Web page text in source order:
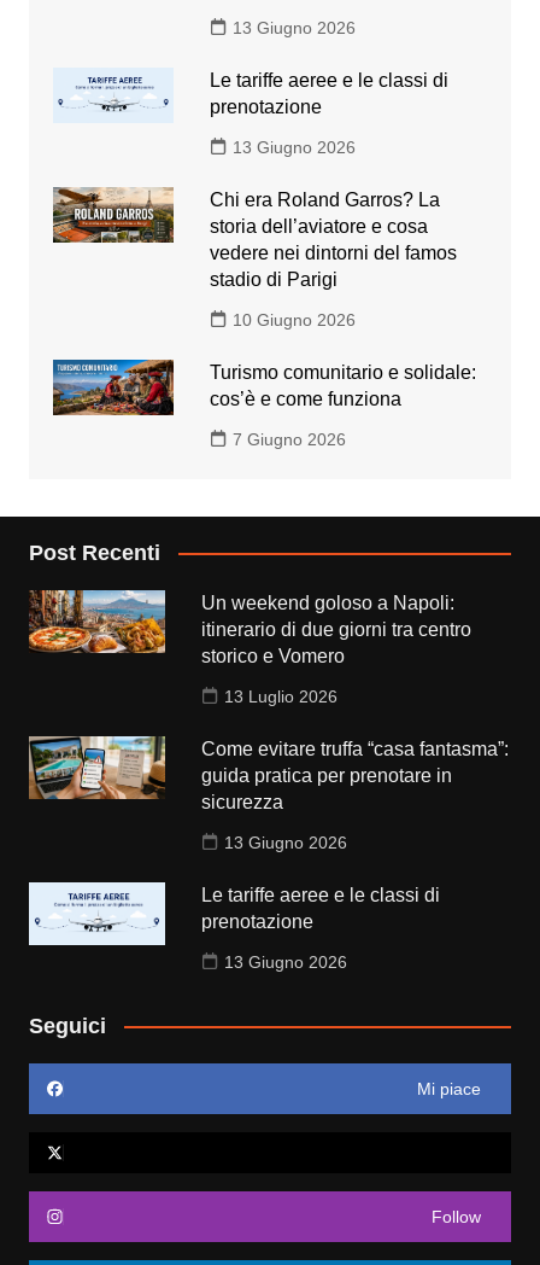
13 Giugno 2026
Le tariffe aeree e le classi di
prenotazione
13 Giugno 2026
Chi era Roland Garros? La
storia dell’aviatore e cosa
vedere nei dintorni del famos
stadio di Parigi
10 Giugno 2026
Turismo comunitario e solidale:
cos’è e come funziona
7 Giugno 2026
Post Recenti
Un weekend goloso a Napoli:
itinerario di due giorni tra centro
storico e Vomero
13 Luglio 2026
Come evitare truffa “casa fantasma”:
guida pratica per prenotare in
sicurezza
13 Giugno 2026
Le tariffe aeree e le classi di
prenotazione
13 Giugno 2026
Seguici
Mi piace
Follow